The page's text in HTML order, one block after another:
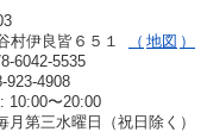
村伊良皆６５１
地図
6042-5535
923-4908
10:00〜20:00
月第三水曜日（祝日除く）